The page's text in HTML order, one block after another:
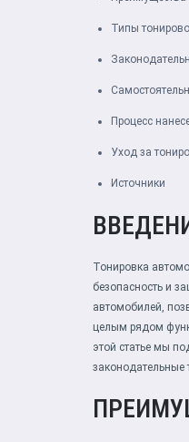
Типы
Процесс
Уход за
Источники
Тонировка
безопасность и
автомобилей,
целым рядом
этой статье мы
законодательные